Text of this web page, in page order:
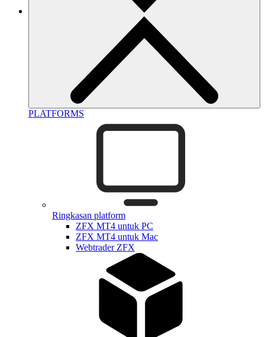
PLATFORMS
Ringkasan platform
ZFX MT4 untuk PC
ZFX MT4 untuk Mac
Webtrader ZFX